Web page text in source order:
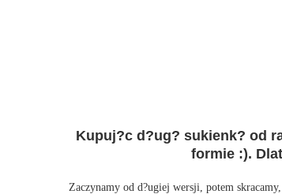
Kupuj?c d?ug? sukienk? od
formie :).
Zaczynamy od d?ugiej wersji, potem